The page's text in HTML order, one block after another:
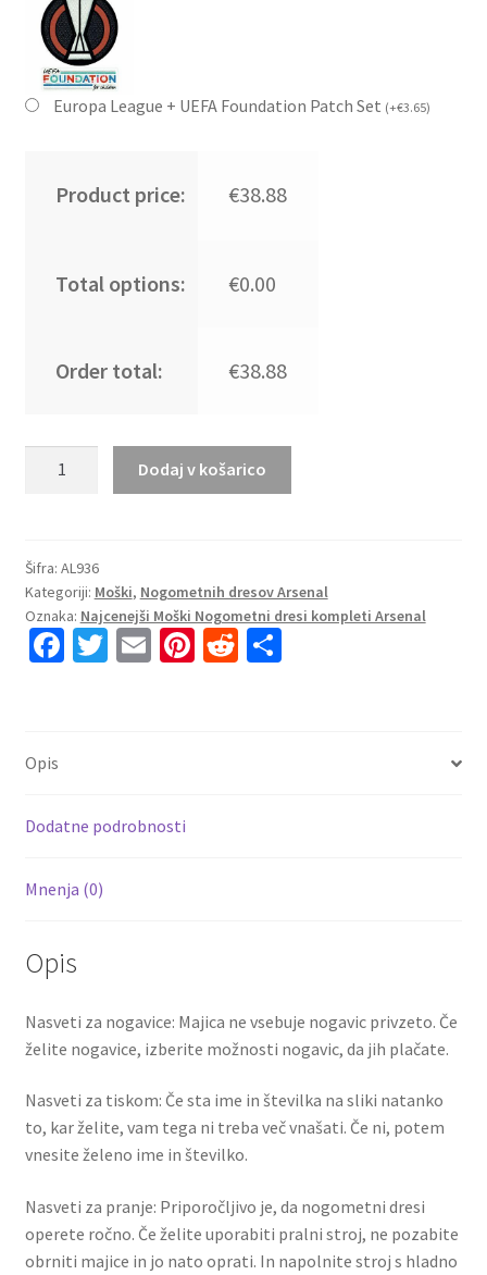
Europa League + UEFA Foundation Patch Set (+€3.65)
Product price: €38.88
Total options: €0.00
Order total: €38.88
kompleti
Arsenal
Gostujoči
2023-
6
Dodaj v košarico
Šifra: AL936
Kategoriji: Moški, Nogometnih dresov Arsenal
Oznaka: Najcenejši Moški Nogometni dresi kompleti Arsenal
Fa
k
T E Pi R S
Opis
Dodatne podrobnosti
Mnenja (0)
Opis
Nasveti za nogavice: Majica ne vsebuje nogavic privzeto. Če
želite nogavice, izberite možnosti nogavic, da jih plačate.
Nasveti za tiskom: Če sta ime in številka na sliki natanko
to, kar želite, vam tega ni treba več vnašati. Če ni, potem
vnesite želeno ime in številko.
Nasveti za pranje: Priporočljivo je, da nogometni dresi
operete ročno. Če želite uporabiti pralni stroj, ne pozabite
obrniti majice in jo nato oprati. In napolnite stroj s hladno